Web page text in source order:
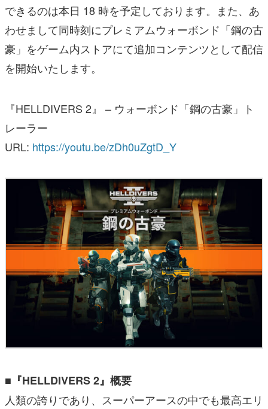
できるのは本日 18 時を予定しております。また、あ
わせまして同時刻にプレミアムウォーボンド「鋼の古
豪」をゲーム内ストアにて追加コンテンツとして配信
を開始いたします。
『HELLDIVERS 2』 – ウォーボンド「鋼の古豪」ト
レーラー
URL: https://youtu.be/zDh0uZgtD_Y
■『HELLDIVERS 2』概要
人類の誇りであり、スーパーアースの中でも最高エリ